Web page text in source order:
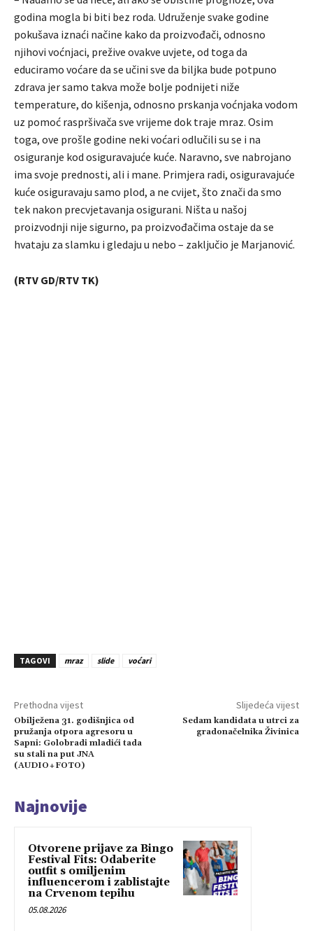
godina mogla bi biti bez roda. Udruženje svake godine
pokušava iznaći načine kako da proizvođači, odnosno
njihovi voćnjaci, prežive ovakve uvjete, od toga da
educiramo voćare da se učini sve da biljka bude potpuno
zdrava jer samo takva može bolje podnijeti niže
temperature, do kišenja, odnosno prskanja voćnjaka vodom
uz pomoć raspršivača sve vrijeme dok traje mraz. Osim
toga, ove prošle godine neki voćari odlučili su se i na
osiguranje kod osiguravajuće kuće. Naravno, sve nabrojano
ima svoje prednosti, ali i mane. Primjera radi, osiguravajuće
kuće osiguravaju samo plod, a ne cvijet, što znači da smo
tek nakon precvjetavanja osigurani. Ništa u našoj
proizvodnji nije sigurno, pa proizvođačima ostaje da se
hvataju za slamku i gledaju u nebo – zaključio je Marjanović.
(RTV GD/RTV TK)
TAGOVI mraz slide voćari
Prethodna vijest
Obilježena 31. godišnjica od
pružanja otpora agresoru u
Sapni: Golobradi mladići tada
su stali na put JNA
(AUDIO+FOTO)
Slijedeća vijest
Sedam kandidata u utrci za
gradonačelnika Živinica
Najnovije
Otvorene prijave za Bingo
Festival Fits: Odaberite
outfit s omiljenim
influencerom i zablistajte
na Crvenom tepihu
05.08.2026